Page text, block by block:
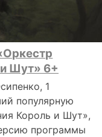
Шут» 6+
1
популярную
Король и Шут»,
программы